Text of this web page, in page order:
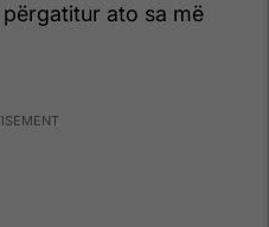
ato sa më